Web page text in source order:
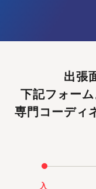
出張
下記フォーム
専門コーディ
入